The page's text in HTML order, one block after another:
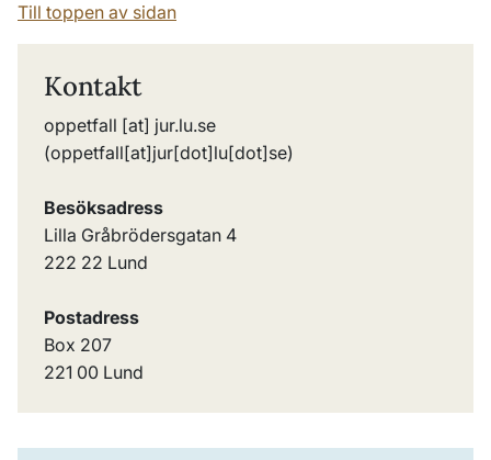
Till toppen av sidan
Kontakt
oppetfall [at] jur.lu.se
(oppetfall[at]jur[dot]lu[dot]se)
Besöksadress
Lilla Gråbrödersgatan 4
222 22 Lund
Postadress
Box 207
221 00 Lund